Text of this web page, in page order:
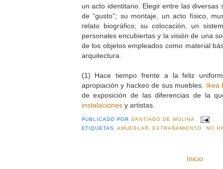
un acto identitario. Elegir entre las diversas
de “gusto”; su montaje, un acto físico,
relato biográfico; su colocación, un
personales encubiertas y la visión de una
de los objetos empleados como material
arquitectura.
(1) Hace tiempo frente a la feliz
apropiación y hackeo de sus muebles. Ikea
de exposición de las diferencias de la
instalaciones y artistas.
PUBLICADO PORSANTIAGO DE MOLINA
ETIQUETAS:AMUEBLAR ,EXTRAÑAMIENTO NO
Inicio